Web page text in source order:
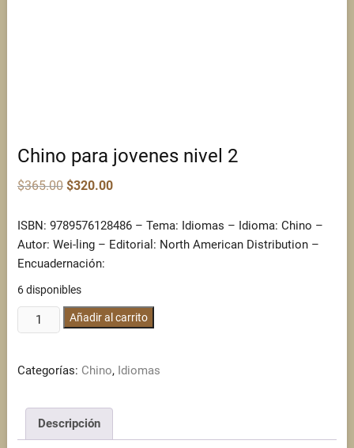
Chino para jovenes nivel 2
$365.00 Original
price
$365.00.
$320.00Current
$320.00.
ISBN: 9789576128486 – Tema: Idiomas – Idioma: Chino –
Autor: Wei-ling – Editorial: North American Distribution –
Encuadernación:
6 disponibles
Chino
para
nivel
cantidad
Añadir al carrito
Categorías: Chino, Idiomas
Descripción